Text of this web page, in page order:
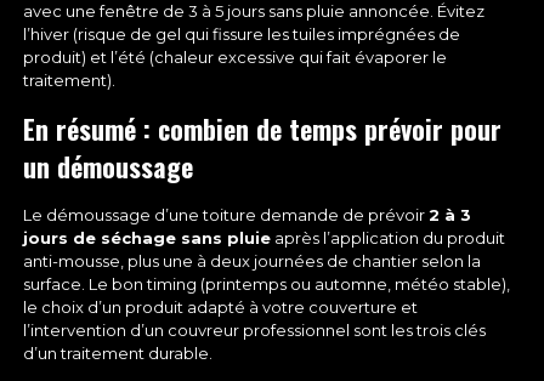
avec une fenêtre de 3 à 5 jours sans pluie annoncée. Évitez
l’hiver (risque de gel qui fissure les tuiles imprégnées de
produit) et l’été (chaleur excessive qui fait évaporer le
traitement).
En résumé : combien de temps prévoir pour
un démoussage
Le démoussage d’une toiture demande de prévoir2 à 3
jours de séchage sans pluie après l’application du produit
anti-mousse, plus une à deux journées de chantier selon la
surface. Le bon timing (printemps ou automne, météo stable),
le choix d’un produit adapté à votre couverture et
l’intervention d’un couvreur professionnel sont les trois clés
d’un traitement durable.